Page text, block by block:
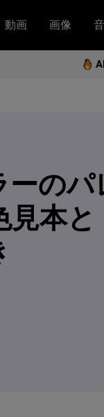
動画 画像
ーのパ
見本と